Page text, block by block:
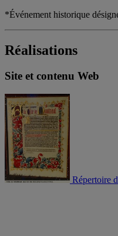
*Événement historique
Réalisations
Site et contenu Web
Répertoire